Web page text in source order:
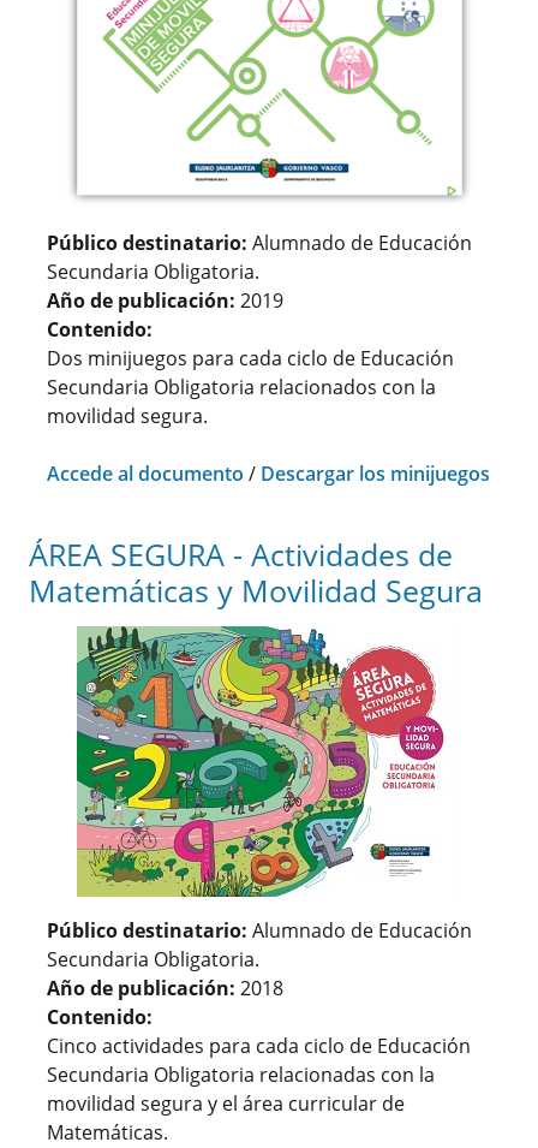
Público destinatario: Alumnado de Educación
Secundaria Obligatoria.
Año de publicación: 2019
Contenido:
Dos minijuegos para cada ciclo de Educación
Secundaria Obligatoria relacionados con la
movilidad segura.
Accede al documento / Descargar los minijuegos
ÁREA SEGURA - Actividades de
Matemáticas y Movilidad Segura
Público destinatario: Alumnado de Educación
Secundaria Obligatoria.
Año de publicación: 2018
Contenido:
Cinco actividades para cada ciclo de Educación
Secundaria Obligatoria relacionadas con la
movilidad segura y el área curricular de
Matemáticas.